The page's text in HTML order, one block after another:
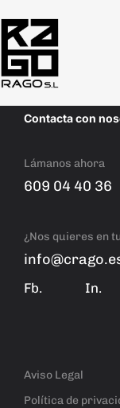
Contacta con
Lámanos ahora
609 04 40 36
¿Nos quieres en
Fb. In.
Aviso Legal
Política de